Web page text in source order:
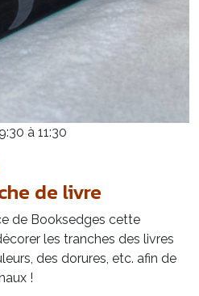
à 11:30
de livre
de Booksedges cette
les tranches des livres
des dorures, etc. afin de
!